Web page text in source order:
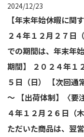
2024/12/23
【年末年始休暇に関
２４年１２月２７日
での期間は、年末年
期間】 ２０２４年１
５日（日） 【次回通
～ 【出荷体制】〈要
４年１２月２６日（
ただいた商品は、翌